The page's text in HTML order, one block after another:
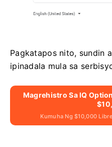
Pagkatapos nito, sundin
ipinadala mula sa
Magrehistro Sa IQ
Kumuha Ng $10,000